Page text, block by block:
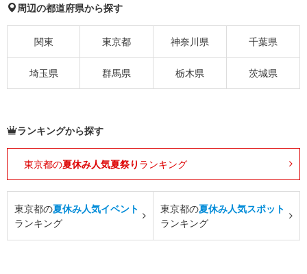
周辺の都道府県から探す
関東 東京都 神奈川県 千葉県
埼玉県 群馬県 栃木県 茨城県
ランキングから探す
東京都の夏休み人気夏祭り ランキング
東京都の夏休み人気イベント
ランキング
東京都の夏休み人気スポット
ランキング